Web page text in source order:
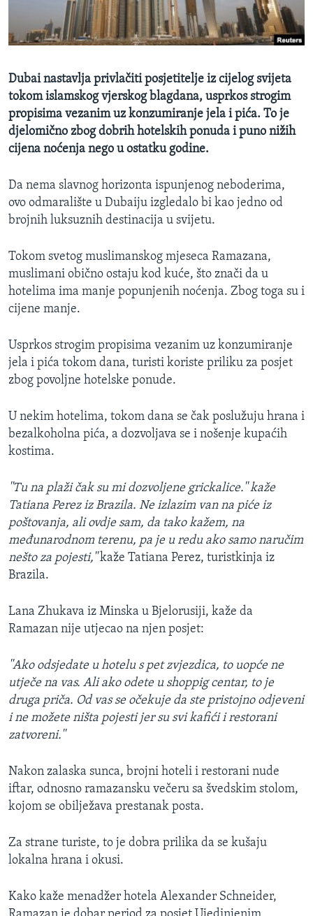
O GLASU AMERIKE
Learning English
PRATITE NAS
Dubai nastavlja privlačiti posjetitelje iz cijelog svijeta
tokom islamskog vjerskog blagdana, usprkos strogim
propisima vezanim uz konzumiranje jela i pića. To je
djelomično zbog dobrih hotelskih ponuda i puno nižih
cijena noćenja nego u ostatku godine.
Da nema slavnog horizonta ispunjenog neboderima,
ovo odmaralište u Dubaiju izgledalo bi kao jedno od
brojnih luksuznih destinacija u svijetu.
Tokom svetog muslimanskog mjeseca Ramazana,
muslimani obično ostaju kod kuće, što znači da u
hotelima ima manje popunjenih noćenja. Zbog toga su i
cijene manje.
Usprkos strogim propisima vezanim uz konzumiranje
jela i pića tokom dana, turisti koriste priliku za posjet
zbog povoljne hotelske ponude.
U nekim hotelima, tokom dana se čak poslužuju hrana i
bezalkoholna pića, a dozvoljava se i nošenje kupaćih
kostima.
''Tu na plaži čak su mi dozvoljene grickalice.'' kaže
Tatiana Perez iz Brazila. Ne izlazim van na piće iz
poštovanja, ali ovdje sam, da tako kažem, na
međunarodnom terenu, pa je u redu ako samo naručim
nešto za pojesti,''kaže Tatiana Perez, turistkinja iz
Brazila.
Lana Zhukava iz Minska u Bjelorusiji, kaže da
Ramazan nije utjecao na njen posjet:
''Ako odsjedate u hotelu s pet zvjezdica, to uopće ne
utječe na vas. Ali ako odete u shoppig centar, to je
druga priča. Od vas se očekuje da ste pristojno odjeveni
i ne možete ništa pojesti jer su svi kafići i restorani
zatvoreni.''
Nakon zalaska sunca, brojni hoteli i restorani nude
iftar, odnosno ramazansku večeru sa švedskim stolom,
kojom se obilježava prestanak posta.
Za strane turiste, to je dobra prilika da se kušaju
lokalna hrana i okusi.
Kako kaže menadžer hotela Alexander Schneider,